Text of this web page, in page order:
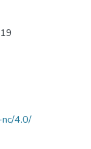
4.0/